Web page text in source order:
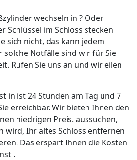
wechseln in ? Oder
Schlüssel im Schloss stecken
sich nicht, das kann jedem
solche Notfälle sind wir für Sie
Rufen Sie uns an und wir eilen
in ist 24 Stunden am Tag und 7
erreichbar. Wir bieten Ihnen den
niedrigen Preis. aussuchen,
wird, Ihr altes Schloss entfernen
Das erspart Ihnen die Kosten
.